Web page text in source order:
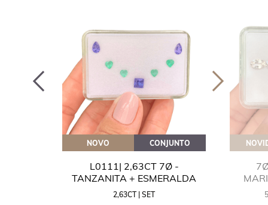
NOVO CONJUNTO
L0111| 2,63CT 7Ø -
TANZANITA + ESMERALDA
2,63CT | SET